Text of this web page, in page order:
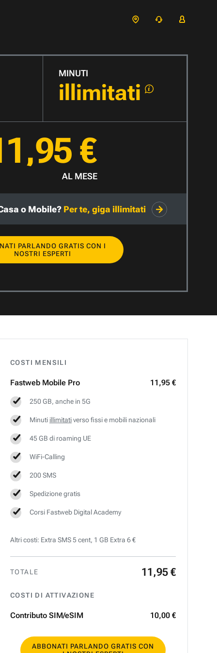
MINUTI
illimitati
€
AL MESE
o Mobile? Per te, giga illimitati
PARLANDO GRATIS CON I
NOSTRI ESPERTI
COSTI MENSILI
Fastweb Mobile Pro 11,95 €
250 GB, anche in 5G
Minuti illimitativerso fissi e mobili nazionali
45 GB di roaming UE
WiFi-Calling
200 SMS
Spedizione gratis
Corsi Fastweb Digital Academy
Altri costi: Extra SMS 5 cent, 1 GB Extra 6 €
TOTALE 11 ,95 €
COSTI DI ATTIVAZIONE
Contributo SIM/eSIM 10,00 €
ABBONATI PARLANDO GRATIS CON